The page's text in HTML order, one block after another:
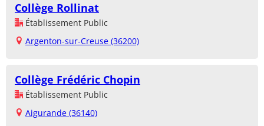
Collège Rollinat
Établissement Public
Argenton-sur-Creuse (36200)
Collège Frédéric Chopin
Établissement Public
Aigurande (36140)